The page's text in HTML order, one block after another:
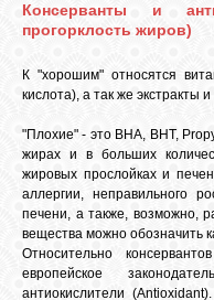
Консерванты и
прогорклость жиров)
К "хорошим" относятся
кислота), а так же экстракты
"Плохие" - это ВНА, ВНТ,
жирах и в больших
жировых прослойках и
аллергии, неправильного
печени, а также, возможно,
вещества можно обозначить
Относительно
европейское
антиокислители